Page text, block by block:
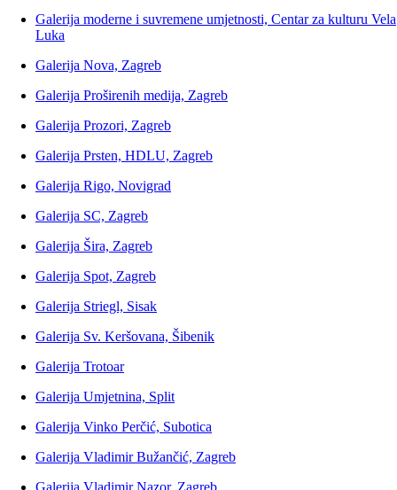
Galerija moderne i suvremene umjetnosti, Centar za kulturu Vela
Luka
Galerija Nova, Zagreb
Galerija Proširenih medija, Zagreb
Galerija Prozori, Zagreb
Galerija Prsten, HDLU, Zagreb
Galerija Rigo, Novigrad
Galerija SC, Zagreb
Galerija Šira, Zagreb
Galerija Spot, Zagreb
Galerija Striegl, Sisak
Galerija Sv. Keršovana, Šibenik
Galerija Trotoar
Galerija Umjetnina, Split
Galerija Vinko Perčić, Subotica
Galerija Vladimir Bužančić, Zagreb